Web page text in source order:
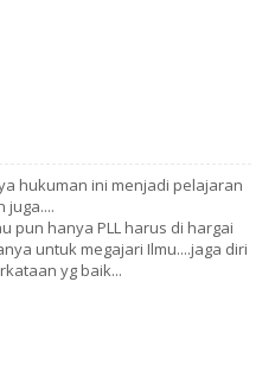
hukuman ini menjadi pelajaran
juga....
pun hanya PLL harus di hargai
untuk megajari Ilmu....jaga diri
yg baik...